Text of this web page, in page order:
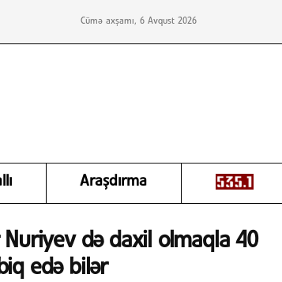
Cümə axşamı, 6 Avqust 2026
Araşdırma
Nuriyev də daxil olmaqla 40
edə bilər